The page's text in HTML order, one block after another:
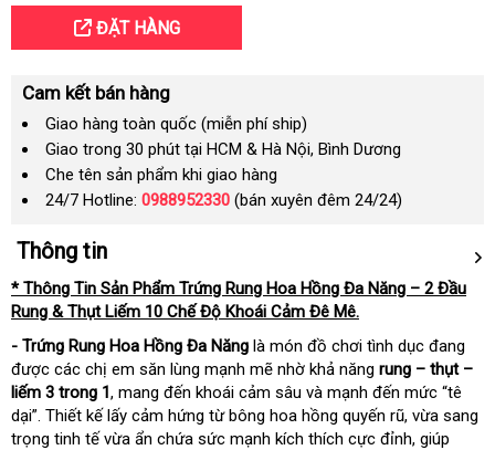
ĐẶT HÀNG
Cam kết bán hàng
Giao hàng toàn quốc (miễn phí ship)
Giao trong 30 phút tại HCM & Hà Nội, Bình Dương
Che tên sản phẩm khi giao hàng
24/7 Hotline: 0988952330 (bán xuyên đêm 24/24)
Thông tin
* Thông Tin Sản Phẩm Trứng Rung Hoa Hồng Đa Năng – 2 Đầu
Rung & Thụt Liếm 10 Chế Độ Khoái Cảm Đê Mê.
- Trứng Rung Hoa Hồng Đa Năng là món đồ chơi tình dục đang
được các chị em săn lùng mạnh mẽ nhờ khả năng rung – thụt –
liếm 3 trong 1, mang đến khoái cảm sâu và mạnh đến mức “tê
dại”. Thiết kế lấy cảm hứng từ bông hoa hồng quyến rũ, vừa sang
trọng tinh tế vừa ẩn chứa sức mạnh kích thích cực đỉnh, giúp